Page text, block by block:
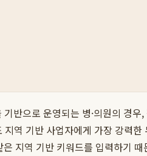
반으로 운영되는 병·의원의 경
역 기반 사업자에게 가장 강력
지역 기반 키워드를 입력하기